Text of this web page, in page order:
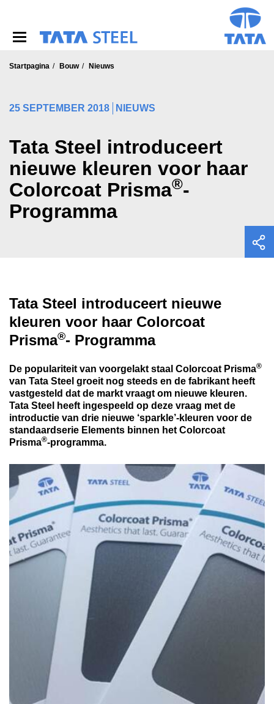
Startpagina Bouw Nieuws
25 SEPTEMBER 2018 NIEUWS
Tata Steel introduceert
nieuwe kleuren voor haar
Colorcoat Prisma®-
Programma
Tata Steel introduceert nieuwe
kleuren voor haar Colorcoat
Prisma®- Programma
De populariteit van voorgelakt staal Colorcoat Prisma®
van Tata Steel groeit nog steeds en de fabrikant heeft
vastgesteld dat de markt vraagt om nieuwe kleuren.
Tata Steel heeft ingespeeld op deze vraag met de
introductie van drie nieuwe ‘sparkle’-kleuren voor de
standaardserie Elements binnen het Colorcoat
Prisma®-programma.